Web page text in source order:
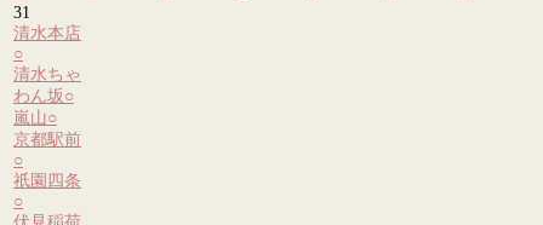
31
清水本店
○
清水ちゃ
わん坂○
嵐山○
京都駅前
○
祇園四条
○